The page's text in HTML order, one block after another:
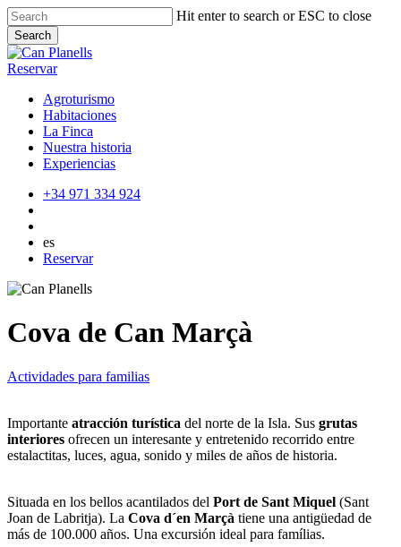
Skip
to
main
content
Hit enter to search or ESC to close
Search
Close
Search
Reservar
Agroturismo
Habitaciones
La Finca
Nuestra historia
Experiencias
+34 971 334 924
es
Reservar
Cova de Can Marçà
Actividades para familias
Importante atracción turística del norte de la Isla. Sus grutas
interiores ofrecen un interesante y entretenido recorrido entre
estalactitas, luces, agua, sonido y miles de años de historia.
Situada en los bellos acantilados del Port de Sant Miquel (Sant
Joan de Labritja). La Cova d´en Marçà tiene una antigüedad de
más de 100.000 años. Una excursión ideal para famílias.